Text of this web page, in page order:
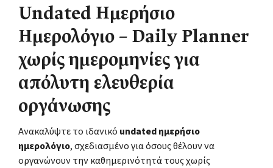
Undated Ημερήσιο
Ημερολόγιο – Daily Planner
χωρίς ημερομηνίες για
απόλυτη ελευθερία
οργάνωσης
Ανακαλύψτε το ιδανικό undated ημερήσιο
ημερολόγιο, σχεδιασμένο για όσους θέλουν να
οργανώνουν την καθημερινότητά τους χωρίς